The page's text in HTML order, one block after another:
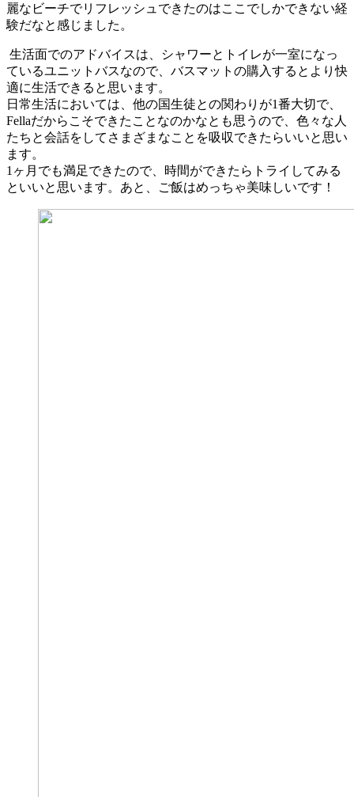
麗なビーチでリフレッシュできたのはここでしかできない経
験だなと感じました。
生活面でのアドバイスは、シャワーとトイレが一室になっ
ているユニットバスなので、バスマットの購入するとより快
適に生活できると思います。
日常生活においては、他の国生徒との関わりが1番大切で、
Fellaだからこそできたことなのかなとも思うので、色々な人
たちと会話をしてさまざまなことを吸収できたらいいと思い
ます。
1ヶ月でも満足できたので、時間ができたらトライしてみる
といいと思います。あと、ご飯はめっちゃ美味しいです！